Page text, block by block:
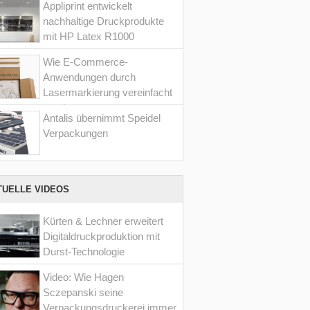
Appliprint entwickelt
nachhaltige Druckprodukte
mit HP Latex R1000
Wie E-Commerce-
Anwendungen durch
Lasermarkierung vereinfacht
werden
Antalis übernimmt Speidel
Verpackungen
VIDEOS
Kürten & Lechner erweitert
Digitaldruckproduktion mit
Durst-Technologie
Video: Wie Hagen
Sczepanski seine
Verpackungsdruckerei immer